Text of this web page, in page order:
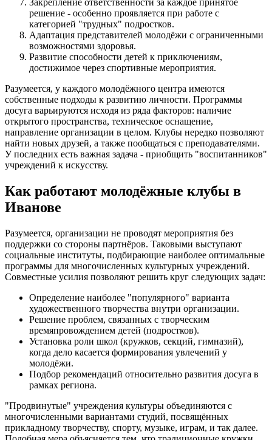
Закрепление ответственности за каждое принятое
решение - особенно проявляется при работе с
категорией "трудных" подростков.
Адаптация представителей молодёжи с ограниченными
возможностями здоровья.
Развитие способности детей к приключениям,
достижимое через спортивные мероприятия.
Разумеется, у каждого молодёжного центра имеются
собственные подходы к развитию личности. Программы
досуга варьируются исходя из ряда факторов: наличие
открытого пространства, техническое оснащение,
направление организации в целом. Клубы нередко позволяют
найти новых друзей, а также пообщаться с преподавателями.
У последних есть важная задача - приобщить "воспитанников"
учреждений к искусству.
Как работают молодёжные клубы в
Иванове
Разумеется, организации не проводят мероприятия без
поддержки со стороны партнёров. Таковыми выступают
социальные институты, подбирающие наиболее оптимальные
программы для многочисленных культурных учреждений.
Совместные усилия позволяют решить круг следующих задач:
Определение наиболее "популярного" варианта
художественного творчества внутри организации.
Решение проблем, связанных с творческим
времяпровождением детей (подростков).
Установка роли школ (кружков, секций, гимназий),
когда дело касается формирования увлечений у
молодёжи.
Подбор рекомендаций относительно развития досуга в
рамках региона.
"Продвинутые" учреждения культуры объединяются с
многочисленными вариантами студий, посвящённых
прикладному творчеству, спорту, музыке, играм, и так далее.